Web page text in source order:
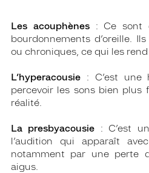
Les acouphènes: Ce sont
bourdonnements d’oreille.
ou chroniques, ce qui les
L’hyperacousie : C’est une
percevoir les sons bien plus
réalité.
La presbyacousie : C’est
l’audition qui apparaît
notamment par une perte
aigus.